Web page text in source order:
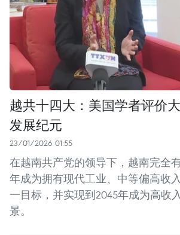
越共十四大：美国学者评价
发展纪元
23/01/2026 01:55
在越南共产党的领导下，越南完全
年成为拥有现代工业、中等偏高收
一目标，并实现到2045年成为高收
景。